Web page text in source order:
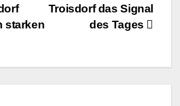
Troisdorf das Signal
des Tages
starken